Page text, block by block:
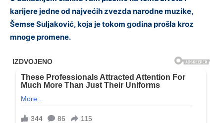
karijere jedne od najvećih zvezda narodne muzike,
Šemse Suljaković, koja je tokom godina prošla kroz
mnoge promene.